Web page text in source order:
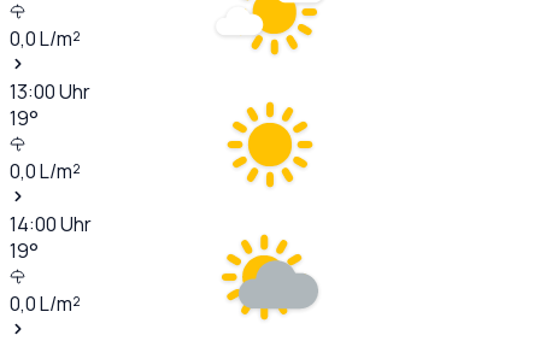
0,0L/m²
13:00Uhr
19°
0,0L/m²
14:00Uhr
19°
0,0L/m²